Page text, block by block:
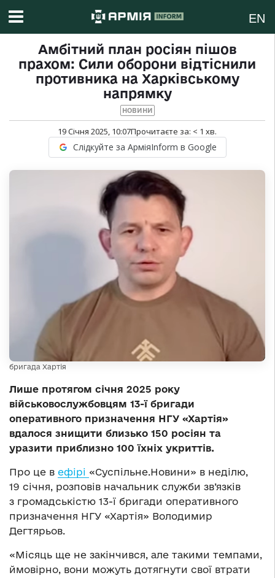
EN
Амбітний план росіян пішов
прахом: Сили оборони відтіснили
противника на Харківському
напрямку
НОВИНИ
19 Січня 2025, 10:07Прочитаєте за: < 1 хв.
Слідкуйте за АрміяInform в Google
бригада Хартія
Лише протягом січня 2025 року
військовослужбовцям 13-ї бригади
оперативного призначення НГУ «Хартія»
вдалося знищити близько 150 росіян та
уразити приблизно 100 їхніх укриттів.
Про це в ефірі «Суспільне.Новини» в неділю,
19 січня, розповів начальник служби зв’язків
з громадськістю 13-ї бригади оперативного
призначення НГУ «Хартія» Володимир
Дегтярьов.
«Місяць ще не закінчився, але такими темпами,
ймовірно, вони можуть дотягнути свої втрати